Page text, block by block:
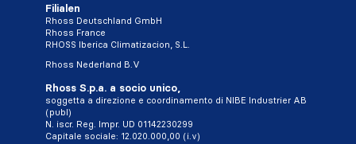
Filialen
Rhoss Deutschland GmbH
Rhoss France
RHOSS Iberica Climatizacion, S.L.
Rhoss Nederland B.V
Rhoss S.p.a. a socio unico,
soggetta a direzione e coordinamento di NIBE Industrier AB
(publ)
N. iscr. Reg. Impr. UD 01142230299
Capitale sociale: 12.020.000,00 (i.v)